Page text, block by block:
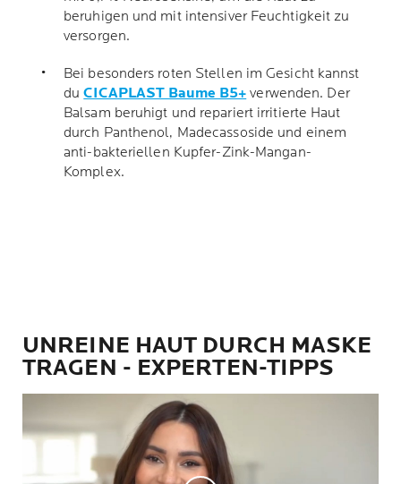
beruhigen und mit intensiver Feuchtigkeit zu
versorgen.
Bei besonders roten Stellen im Gesicht kannst
duCICAPLAST Baume B5+ verwenden. Der
Balsam beruhigt und repariert irritierte Haut
durch Panthenol, Madecassoside und einem
anti-bakteriellen Kupfer-Zink-Mangan-
Komplex.
UNREINE HAUT DURCH MASKE
TRAGEN - EXPERTEN-TIPPS